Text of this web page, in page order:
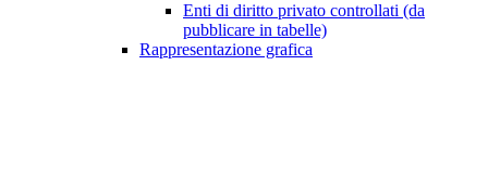
Enti di diritto privato controllati (da
pubblicare in tabelle)
Rappresentazione grafica